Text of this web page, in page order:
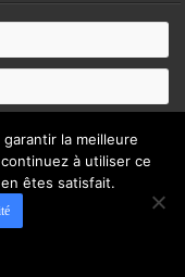
la meilleure
à utiliser ce
êtes satisfait.